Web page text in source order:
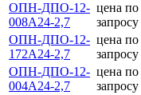
ОПН-ДПО-12-
008А24-2,7
цена по
запросу
ОПН-ДПО-12-
172А24-2,7
цена по
запросу
ОПН-ДПО-12-
004А24-2,7
цена по
запросу